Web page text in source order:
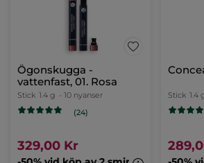
Ögonskugga -
vattenfast, 01. Rosa
Stick 1.4 g - 10 nyanser
(24)
329,00 Kr
Stick 1.4